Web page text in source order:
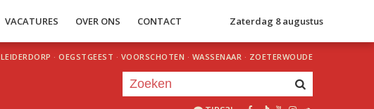
VACATURES OVER ONS CONTACT Zaterdag 8 augustus
LEIDERDORP · OEGSTGEEST · VOORSCHOTEN · WASSENAAR · ZOETERWOUDE